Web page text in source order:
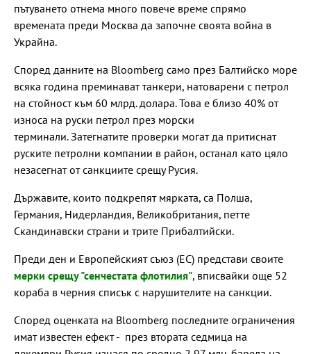
пътуването отнема много повече време спрямо
времената преди Москва да започне своята война в
Украйна.
Според данните на Bloomberg само през Балтийско море
всяка година преминават танкери, натоварени с петрол
на стойност към 60 млрд. долара. Това е близо 40% от
износа на руски петрол през морски
терминали. Затегнатите проверки могат да притиснат
руските петролни компании в район, останал като цяло
незасегнат от санкциите срещу Русия.
Държавите, които подкрепят мярката, са Полша,
Германия, Нидерландия, Великобритания, петте
Скандинавски страни и трите Прибалтийски.
Преди ден и Европейският съюз (ЕС) представи своите
мерки срещу "сенчестата флотилия", вписвайки още 52
кораба в черния списък с нарушителите на санкции.
Според оценката на Bloomberg последните ограничения
имат известен ефект - през втората седмица на